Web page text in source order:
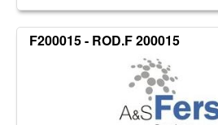
F200015 - ROD.F 200015